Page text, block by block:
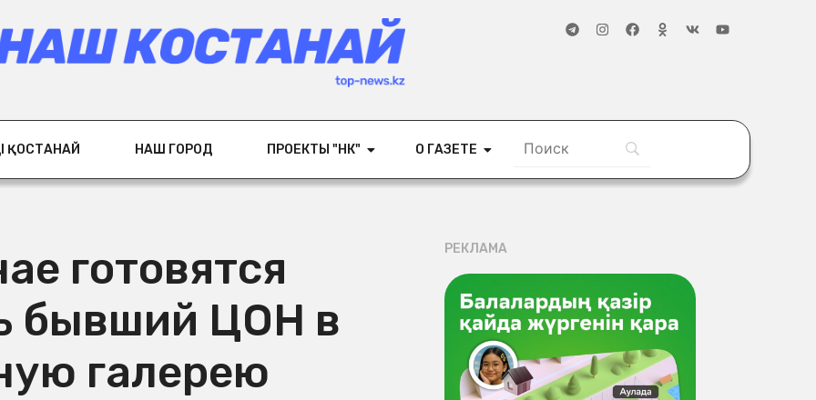
ҚОСТАНАЙ НАШ ГОРОД ПРОЕКТЫ "НК" О ГАЗЕТЕ
готовятся
бывший ЦОН в
галерею
РЕКЛАМА